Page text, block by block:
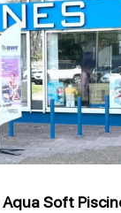
Aqua
Soft
Piscines
et
Spa
Soft